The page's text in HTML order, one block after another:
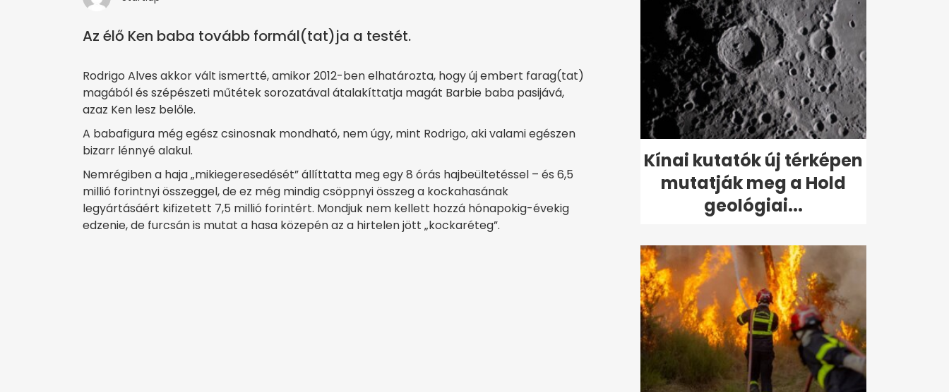
Az élő Ken baba tovább formál(tat)ja a testét.
Rodrigo Alves akkor vált ismertté, amikor 2012-ben elhatározta, hogy új embert farag(tat)
magából és szépészeti műtétek sorozatával átalakíttatja magát Barbie baba pasijává,
azaz Ken lesz belőle.
A babafigura még egész csinosnak mondható, nem úgy, mint Rodrigo, aki valami egészen
bizarr lénnyé alakul.
Nemrégiben a haja „mikiegeresedését” állíttatta meg egy 8 órás hajbeültetéssel – és 6,5
millió forintnyi összeggel, de ez még mindig csöppnyi összeg a kockahasának
legyártásáért kifizetett 7,5 millió forintért. Mondjuk nem kellett hozzá hónapokig-évekig
edzenie, de furcsán is mutat a hasa közepén az a hirtelen jött „kockaréteg”.
Kínai kutatók új térképen
mutatják meg a Hold
geológiai...